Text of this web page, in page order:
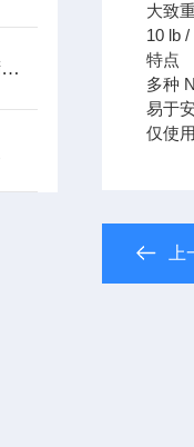
电磁同轴阀：确保流体控制精准，提升工业自动化水平
大致
10 lb
特点
多种
易于
仅使